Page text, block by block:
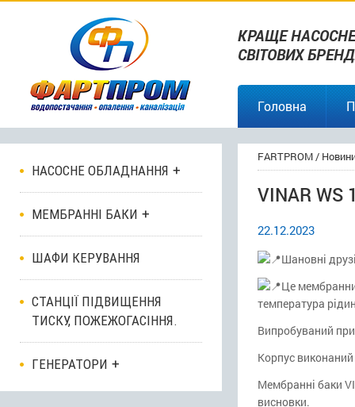
КРАЩЕ
СВІТОВИХ
Головна
НАСОСНЕ ОБЛАДНАННЯ
МЕМБРАННІ БАКИ
ШАФИ КЕРУВАННЯ
СТАНЦІЇ ПІДВИЩЕННЯ
ТИСКУ, ПОЖЕЖОГАСІННЯ.
ГЕНЕРАТОРИ
FARTPROM/
VINAR WS
22.12.2023
Шановні
Це
температура
Випробуваний
Корпус виконаний
Мембранні баки
висновки.